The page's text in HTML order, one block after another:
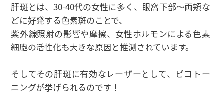
肝斑とは、30-40代の女性に多く、眼窩下部〜両頬な
どに好発する色素斑のことで、
紫外線照射の影響や摩擦、女性ホルモンによる色素
細胞の活性化も大きな原因と推測されています。
そしてその肝斑に有効なレーザーとして、ピコトー
ニングが挙げられるのです！